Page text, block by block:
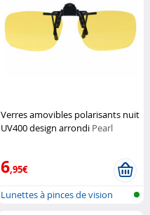
Verres amovibles polarisants nuit
UV400 design arrondi Pearl
6,95€
Lunettes à pinces de vision